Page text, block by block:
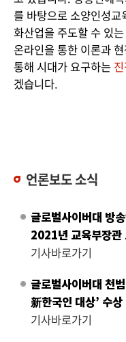
를 바탕으로 소양인성
화산업을 주도할 수 있는
온라인을 통한 이론과
통해 시대가 요구하는
겠습니다.
언론보도 소식
글로벌사이버대 방
2021년 교육부장관
기사바로가기
글로벌사이버대 천
新한국인 대상’ 수상
기사바로가기